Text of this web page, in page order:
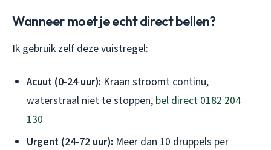
Wanneer moet je echt direct bellen?
Ik gebruik zelf deze vuistregel:
Acuut (0-24 uur): Kraan stroomt continu,
waterstraal niet te stoppen, bel direct 0182 204
130
Urgent (24-72 uur): Meer dan 10 druppels per